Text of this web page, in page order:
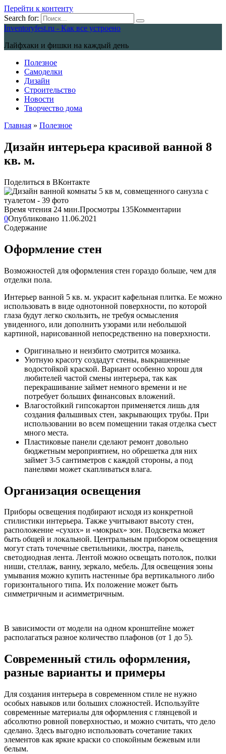
Перейти к контенту
Search for:
Inventoryfest.ru - Как все устроено
Лайфхаки и фишки на каждый день
Полезное
Самоделки
Дизайн
Строительство
Новости
Творчество дома
Главная » Полезное
Дизайн интерьера красивой ванной 8
кв. м.
Поделиться в ВКонтакте
Время чтения 24 мин.Просмотры 135Комментарии
0Опубликовано 11.06.2021
Содержание
Оформление стен
Возможностей для оформления стен гораздо больше, чем для
отделки пола.
Интерьер ванной 5 кв. м. украсит кафельная плитка. Ее можно
использовать в виде однотонной поверхности, по которой
глаза будут легко скользить, не требуя осмысления
увиденного, или дополнить узорами или небольшой
картиной, нарисованной непосредственно на поверхности.
Оригинально и неизбито смотрится мозаика.
Уютную красоту создадут стены, выкрашенные
водостойкой краской. Вариант особенно хорош для
любителей частой смены интерьера, так как
перекрашивание займет немного времени и не
потребует больших финансовых вложений.
Влагостойкий гипсокартон применяется лишь для
создания фальшивых стен, закрывающих трубы. При
использовании во всем помещении такая отделка съест
много места.
Пластиковые панели сделают ремонт довольно
бюджетным мероприятием, но обрешетка для них
займет 3-5 сантиметров с каждой стороны, а под
панелями может скапливаться влага.
Организация освещения
Приборы освещения подбирают исходя из конкретной
стилистики интерьера. Также учитывают высоту стен,
расположение «сухих» и «мокрых» зон. Подсветка может
быть общей и локальной. Центральным прибором освещения
могут стать точечные светильники, люстра, панель,
светодиодная лента. Лентой можно освещать потолок, полки
ниши, стеллаж, ванну, зеркало, мебель. Для освещения зоны
умывания можно купить настенные бра вертикального либо
горизонтального типа. Их положение может быть
симметричным и асимметричным.
В зависимости от модели на одном кронштейне может
располагаться разное количество плафонов (от 1 до 5).
Современный стиль оформления,
разные варианты и примеры
Для создания интерьера в современном стиле не нужно
особых навыков или больших сложностей. Используйте
современные материалы для оформления с глянцевой и
абсолютно ровной поверхностью, и можно считать, что дело
сделано. Здесь выгодно использовать сочетание таких
элементов как яркие краски со спокойным бежевым или
белым.